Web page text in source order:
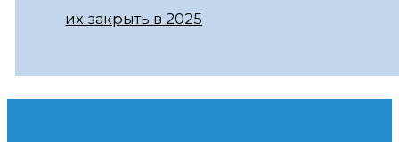
их закрыть в 2025